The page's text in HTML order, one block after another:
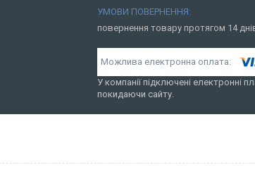
повернення товару протягом 14
У компанії підключені електронні
покидаючи сайту.